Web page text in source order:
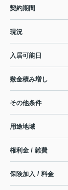
契約期間
現況
入居可能日
敷金積み増し
その他条件
用途地域
権利金 / 雑費
保険加入 / 料金